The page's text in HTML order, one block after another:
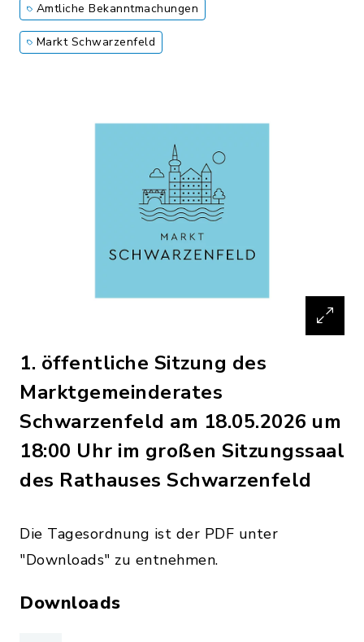
Amtliche Bekanntmachungen
Markt Schwarzenfeld
1. öffentliche Sitzung des
Marktgemeinderates
Schwarzenfeld am 18.05.2026 um
18:00 Uhr im großen Sitzungssaal
des Rathauses Schwarzenfeld
Die Tagesordnung ist der PDF unter
"Downloads" zu entnehmen.
Downloads